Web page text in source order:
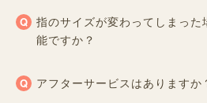
指のサイズが変わってしまっ
能ですか？
アフターサービスはありますか